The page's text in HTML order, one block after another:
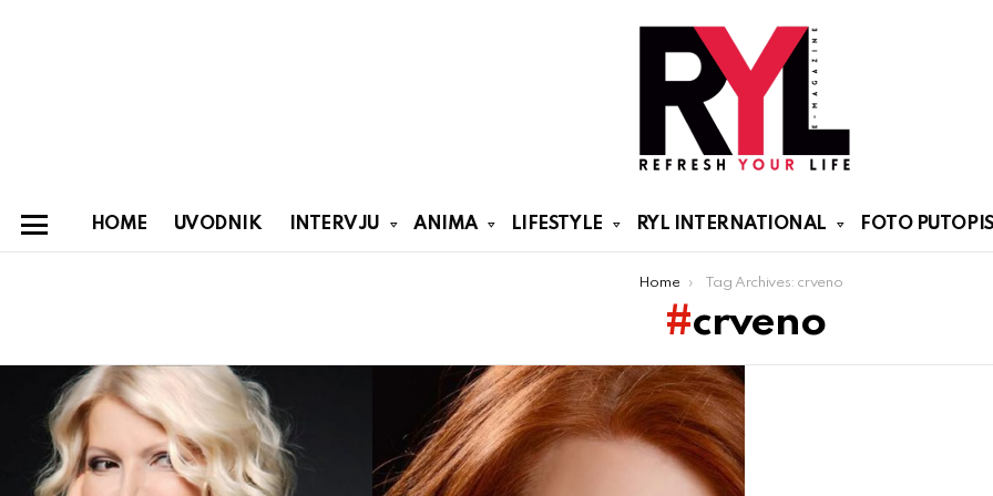
HOME UVODNIK INTERVJU ANIMA LIFESTYLE RYL INTERNATIONAL FOTO PUTOPISI
Home Tag Archives: crveno
crveno
Latest
stories